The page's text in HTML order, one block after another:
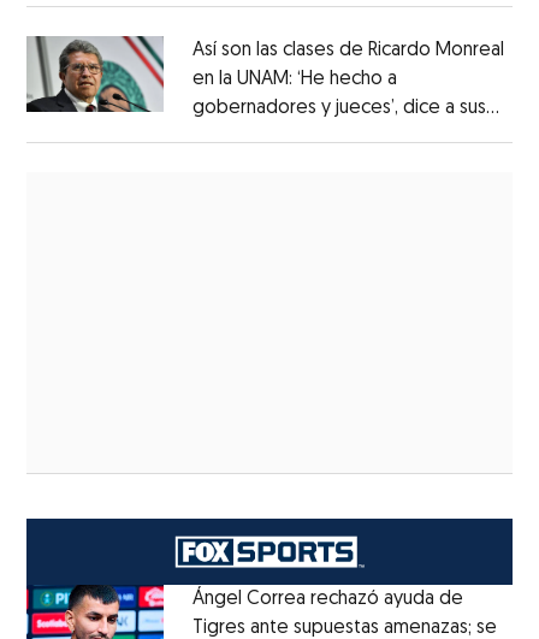
Así son las clases de Ricardo Monreal
en la UNAM: ‘He hecho a
gobernadores y jueces’, dice a sus
Ángel Correa rechazó ayuda de
Tigres ante supuestas amenazas; se